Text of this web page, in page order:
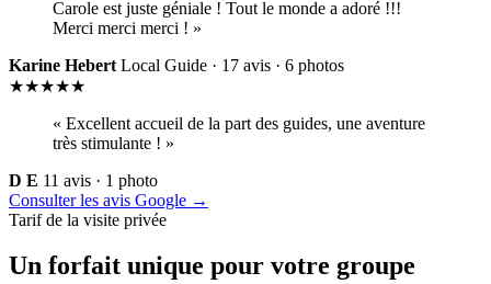
« Excellent accueil de la part des guides, une aventure
très stimulante ! »
D E 11 avis · 1 photo
Consulter les avis Google →
Un forfait unique pour votre groupe
Le prix correspond à la privatisation d’un guide pendant deux
heures, pour un groupe de 20 personnes maximum.
Forfait guide 2 heures